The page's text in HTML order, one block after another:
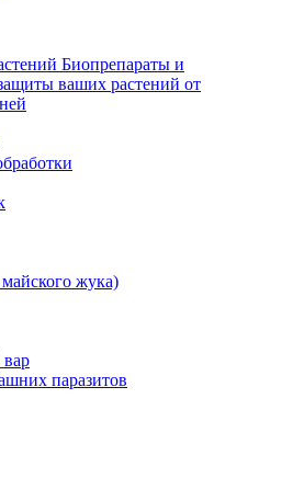
Биопрепараты и
ваших растений от
жука)
паразитов